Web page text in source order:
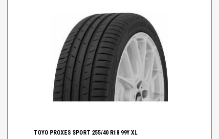
TOYO PROXES SPORT 255/40 R18 99Y XL